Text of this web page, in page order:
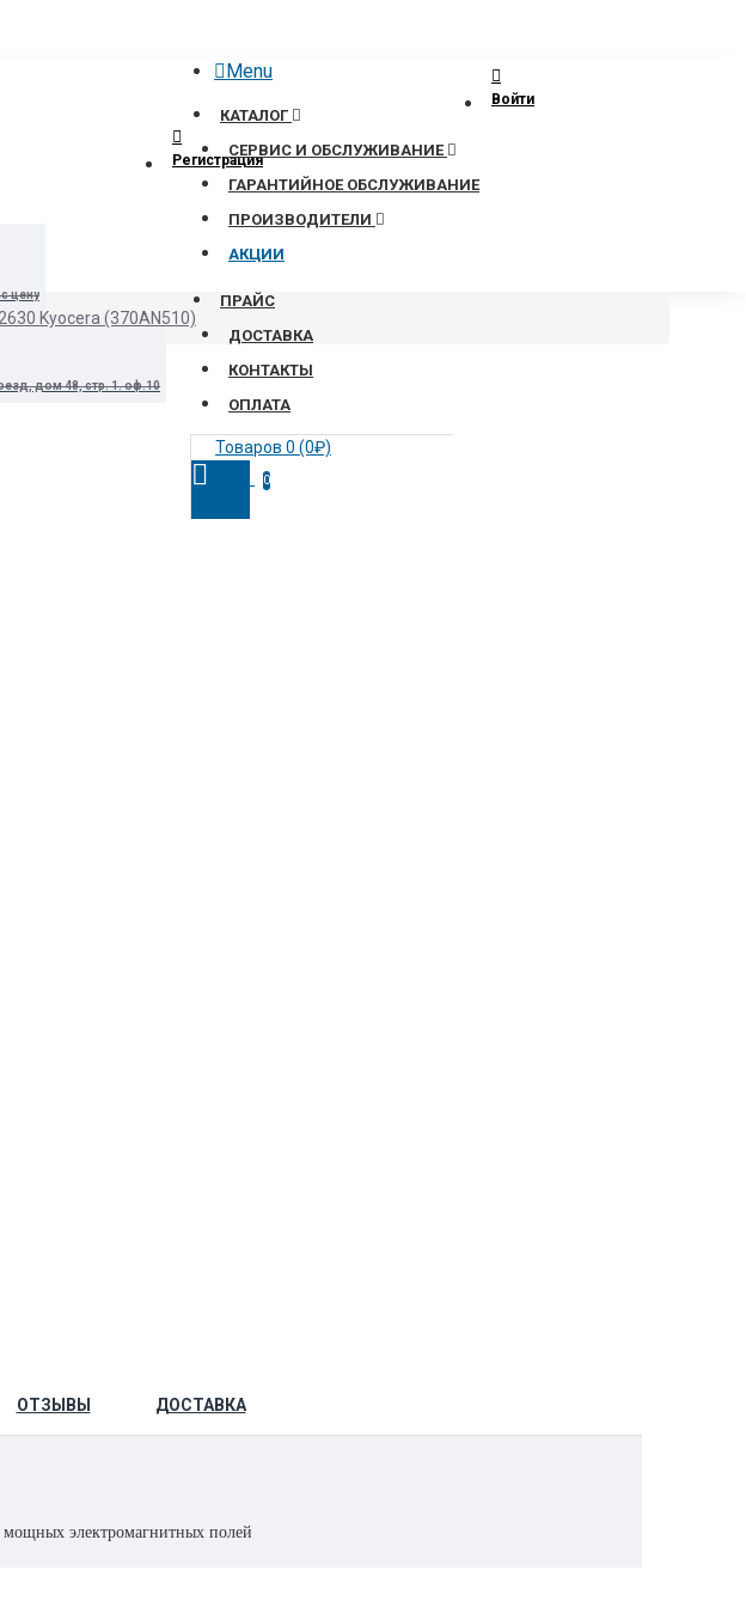
цену
дом 48, стр. 1. оф.10
Menu
КАТАЛОГ
СЕРВИС И ОБСЛУЖИВАНИЕ
ГАРАНТИЙНОЕ ОБСЛУЖИВАНИЕ
ПРОИЗВОДИТЕЛИ
АКЦИИ
ПРАЙС
ДОСТАВКА
КОНТАКТЫ
ОПЛАТА
Товаров 0 (0₽)
0
Войти
Регистрация
Kyocera (370AN510)
ОТЗЫВЫ ДОСТАВКА
мощных электромагнитных полей